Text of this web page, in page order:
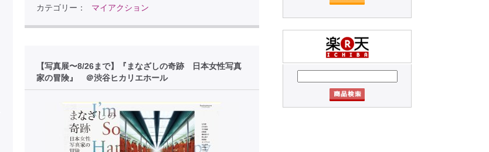
カテゴリー：
マイアクション
【写真展〜8/26まで】『まなざしの奇跡 日本女性写真
家の冒険』 ＠渋谷ヒカリエホール